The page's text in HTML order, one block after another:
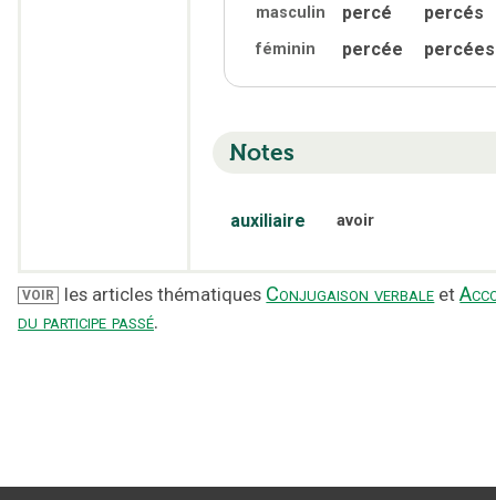
masculin
percé percés
féminin percée percées
Notes
auxiliaire avoir
VOIR les articles thématiques Conjugaison verbale et
du participe passé.